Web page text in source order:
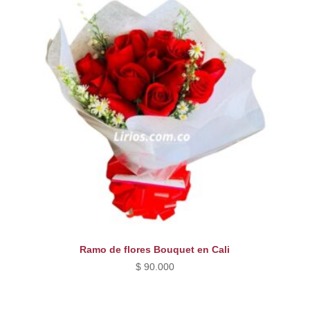
$ 220.000.
Ramo de flores Bouquet en Cali
$90.000